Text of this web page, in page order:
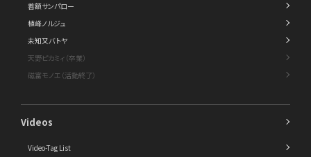
善額サンパロー
植峰ノルジュ
未知又バトヤ
天野ピカミィ（卒業）
磁富モノエ（活動終了）
Videos
Video-Tag List